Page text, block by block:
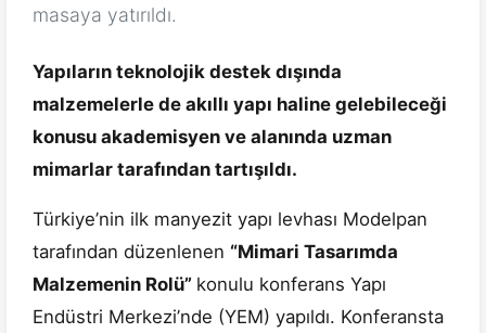
masaya yatırıldı.
Yapıların teknolojik destek dışında
malzemelerle de akıllı yapı haline gelebileceği
konusu akademisyen ve alanında uzman
mimarlar tarafından tartışıldı.
Türkiye’nin ilk manyezit yapı levhası Modelpan
tarafından düzenlenen “Mimari Tasarımda
Malzemenin Rolü” konulu konferans Yapı
Endüstri Merkezi’nde (YEM) yapıldı. Konferansta